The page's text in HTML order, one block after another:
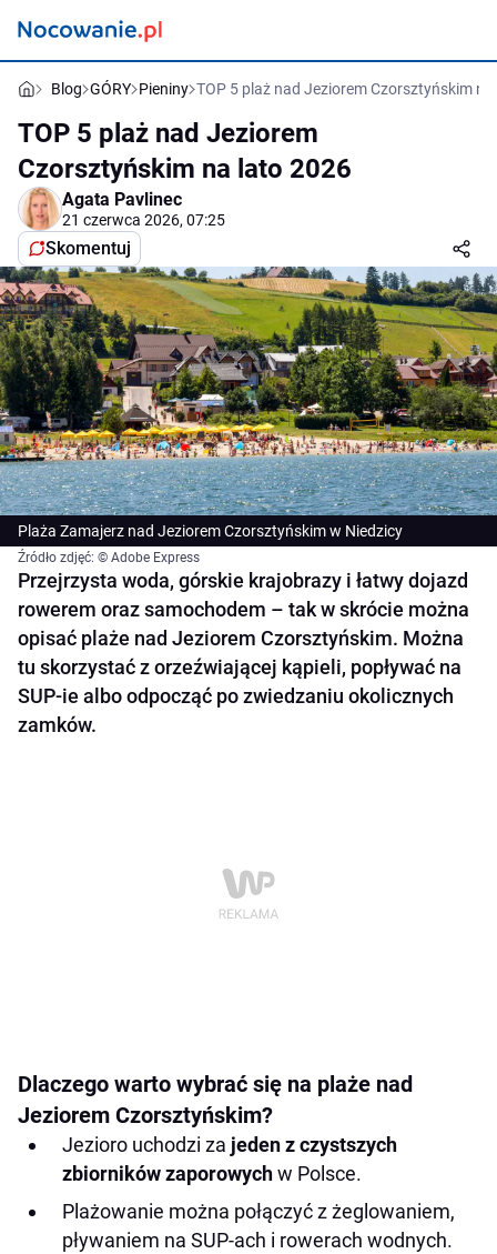
Blog GÓRY Pieniny TOP 5 plaż nad Jeziorem Czorsztyńskim
TOP 5 plaż nad Jeziorem
Czorsztyńskim na lato 2026
Agata Pavlinec
21 czerwca 2026, 07:25
Skomentuj
Plaża Zamajerz nad Jeziorem Czorsztyńskim w Niedzicy
Źródło zdjęć: © Adobe Express
Przejrzysta woda, górskie krajobrazy i łatwy dojazd
rowerem oraz samochodem – tak w skrócie można
opisać plaże nad Jeziorem Czorsztyńskim. Można
tu skorzystać z orzeźwiającej kąpieli, popływać na
SUP-ie albo odpocząć po zwiedzaniu okolicznych
zamków.
Dlaczego warto wybrać się na plaże nad
Jeziorem Czorsztyńskim?
Jezioro uchodzi za jeden z czystszych
zbiorników zaporowychw Polsce.
Plażowanie można połączyć z żeglowaniem,
pływaniem na SUP-ach i rowerach wodnych.